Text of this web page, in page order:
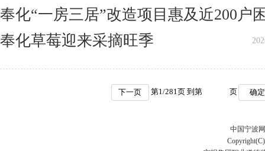
奉化“一房三居”改造项目惠及近200户
奉化草莓迎来采摘旺季
下一页 第1/281页 到第 页 确定